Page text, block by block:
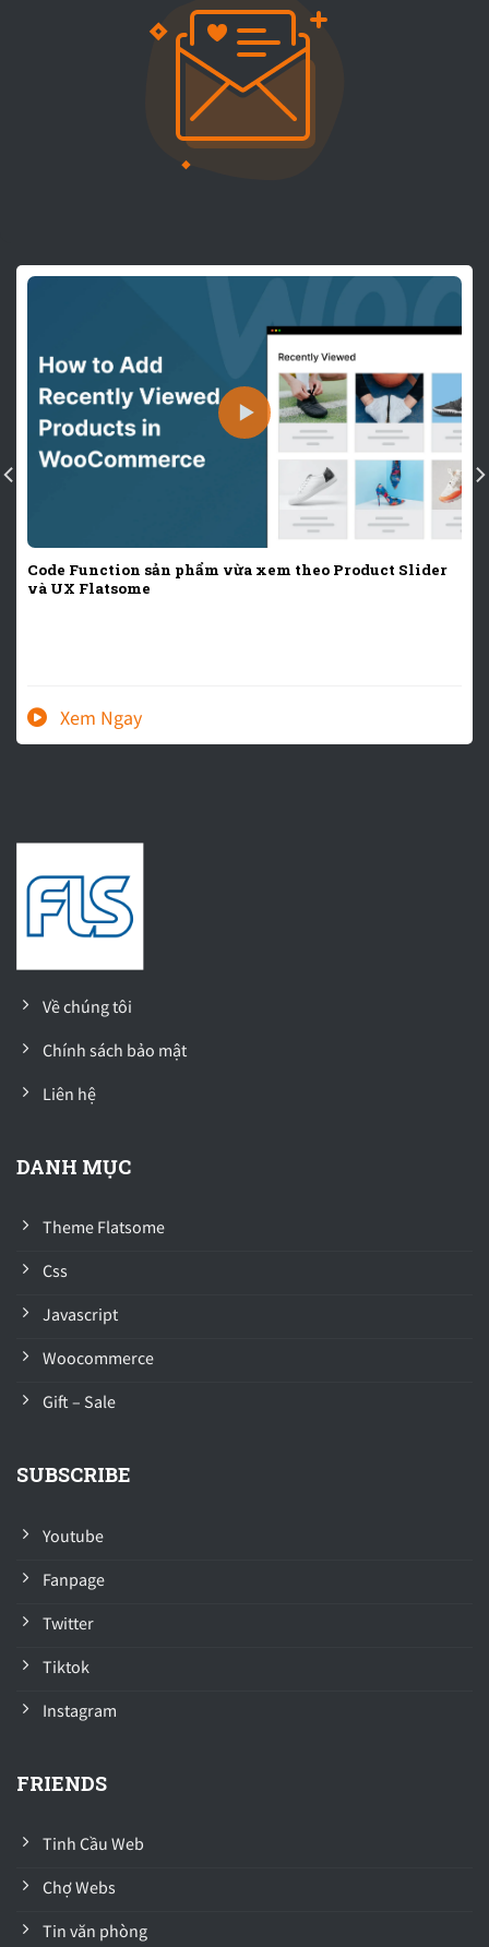
Code Function sản phẩm vừa xem theo Product Slider
và UX Flatsome
Về chúng tôi
Chính sách bảo mật
Liên hệ
DANH MỤC
Theme Flatsome
Css
Javascript
Woocommerce
Gift – Sale
SUBSCRIBE
Youtube
Fanpage
Twitter
Tiktok
Instagram
FRIENDS
Tinh Cầu Web
Chợ Webs
Tin văn phòng